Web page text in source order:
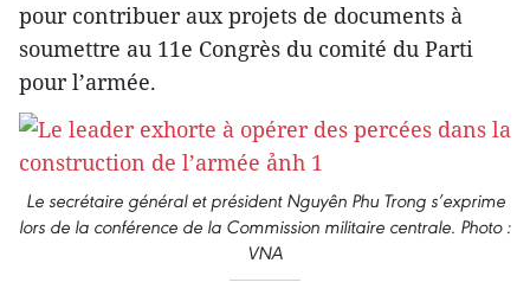
pour contribuer aux projets de documents à
soumettre au 11e Congrès du comité du Parti
pour l’armée.
Le secrétaire général et président Nguyên Phu Trong s’exprime
lors de la conférence de la Commission militaire centrale. Photo :
VNA